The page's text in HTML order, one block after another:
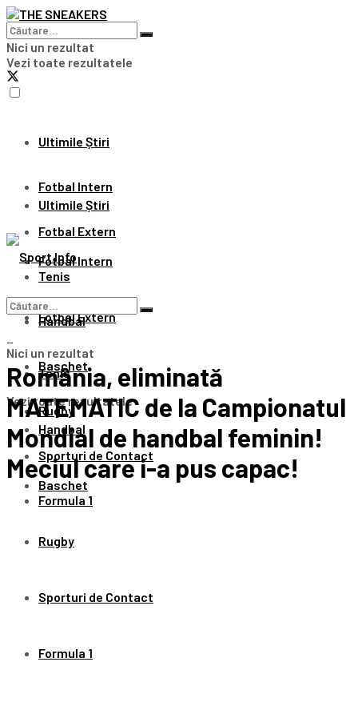
Nici un rezultat
Vezi toate rezultatele
Ultimile Știri
Fotbal Intern
Fotbal Extern
Tenis
Handbal
Baschet
Rugby
Sporturi de Contact
Formula 1
Ultimile Știri
Fotbal Intern
Fotbal Extern
Tenis
Handbal
Baschet
Rugby
Sporturi de Contact
Formula 1
Nici un rezultat
Vezi toate rezultatele
România, eliminată
MATEMATIC de la Campionatul
Mondial de handbal feminin!
Meciul care i-a pus capac!